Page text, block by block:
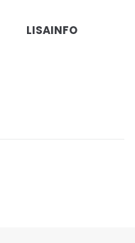
LISAINFO